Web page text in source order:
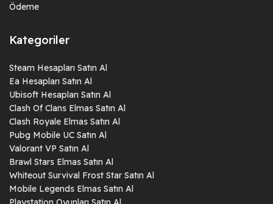
Ödeme
Kategoriler
Steam Hesapları Satın Al
Ea Hesapları Satın Al
Ubisoft Hesapları Satın Al
Clash Of Clans Elmas Satın Al
Clash Royale Elmas Satın Al
Pubg Mobile UC Satın Al
Valorant VP Satın Al
Brawl Stars Elmas Satın Al
Whiteout Survival Frost Star Satın Al
Mobile Legends Elmas Satın Al